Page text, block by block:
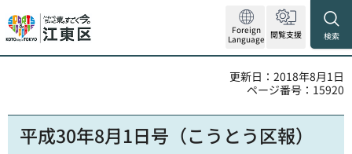
Foreign
Language 閲覧支援 検索
更新日：2018年8月1日
ページ番号：15920
平成30年8月1日号（こうとう区報）